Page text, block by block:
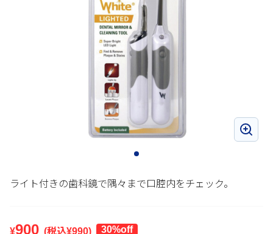
ライト付きの歯科鏡で隅々まで口腔内をチェック。
¥900 (税込¥990)
30%off